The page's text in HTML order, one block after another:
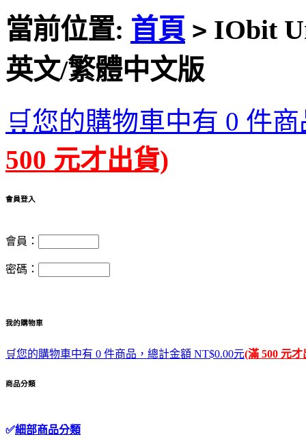
當前位置: 首頁 > IObit
英文/繁體中文版
🛒您的購物車中有 0 件
500 元才出貨)
會員登入
會員：
密碼：
我的購物車
🛒您的購物車中有 0 件商品，總計金額 NT$0.00元(滿 500 元才
商品分類
✅細部商品分類